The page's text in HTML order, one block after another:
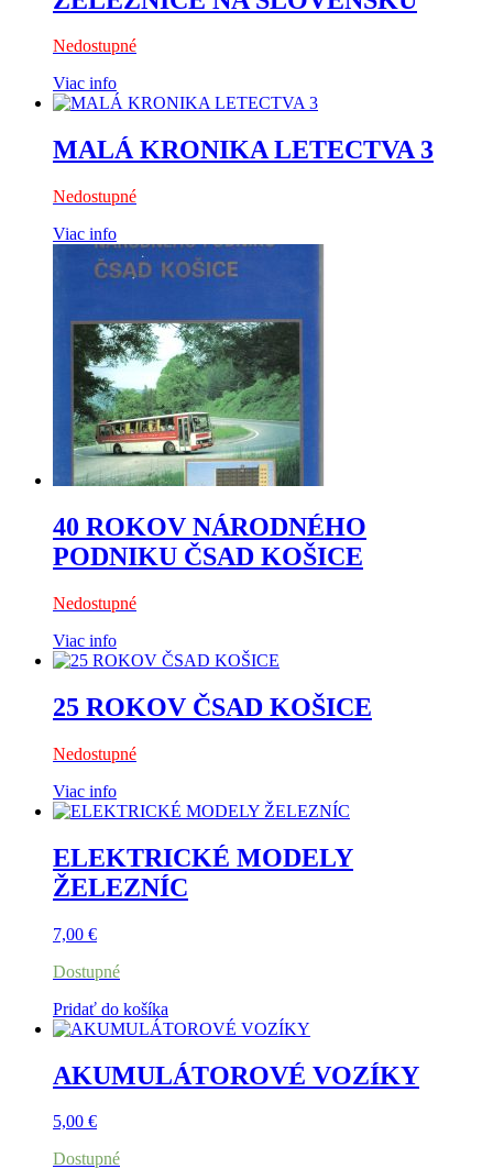
Nedostupné
Viac info
MALÁ KRONIKA LETECTVA 3
Nedostupné
Viac info
40 ROKOV NÁRODNÉHO
PODNIKU ČSAD KOŠICE
Nedostupné
Viac info
25 ROKOV ČSAD KOŠICE
Nedostupné
Viac info
ELEKTRICKÉ MODELY
ŽELEZNÍC
7,00 €
Dostupné
Pridať do košíka
AKUMULÁTOROVÉ VOZÍKY
5,00 €
Dostupné